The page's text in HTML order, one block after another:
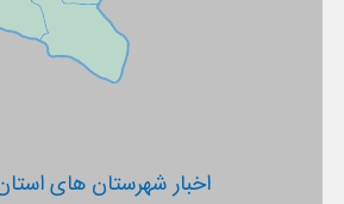
اخبار شهرستان های